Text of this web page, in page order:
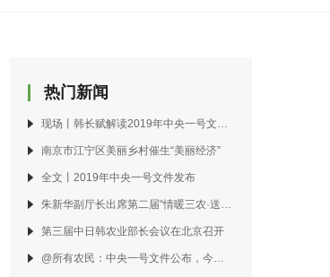
热门新闻
现场丨韩长赋解读2019年中央一号文件：主要特点为“六个突出”
南京市江宁区美丽乡村催生“美丽经济”
全文丨2019年中央一号文件发布
朱新华副厅长出席第二届“情暖三农·送法下乡”普法宣传活动
第三届中日韩农业部长会议在北京召开
@所有农民：中央一号文件公布，今年要为乡亲们办这些实事